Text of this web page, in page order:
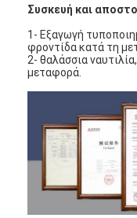
Προϊόντα
Βίντεο
Επισκεψή
Έλεγχος
Επικοινωνήστε
Συσκευή και
1- Εξαγωγή
φροντίδα κατά τη
2- θαλάσσια
μεταφορά.